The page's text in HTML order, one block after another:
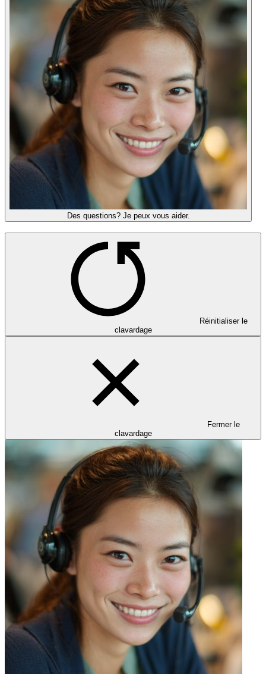
Des questions? Je peux vous aider.
Réinitialiser le
clavardage
Fermer le
clavardage